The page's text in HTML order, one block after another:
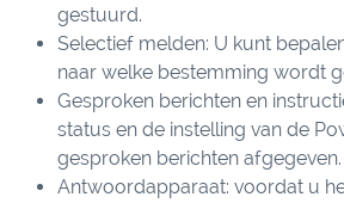
gestuurd.
Selectief melden: U kunt
naar welke bestemming wordt
Gesproken berichten en
status en de instelling van de
gesproken berichten afgegeven.
Antwoordapparaat: voordat u